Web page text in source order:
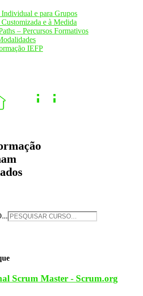
Individual e para Grupos
e à Medida
– Percursos Formativos
IEFP
Scrum Master - Scrum.org